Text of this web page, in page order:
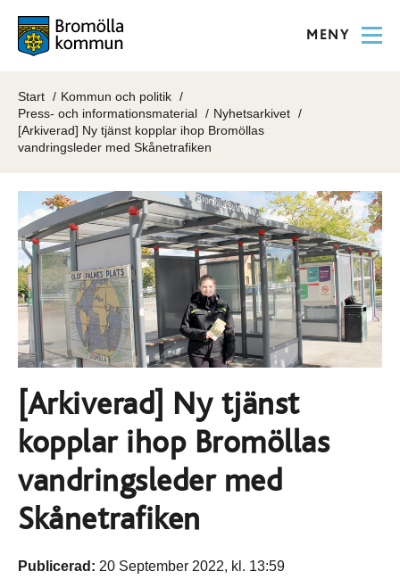
MENY
Start
Kommun och politik
Press- och informationsmaterial
Nyhetsarkivet
[Arkiverad] Ny tjänst kopplar ihop Bromöllas
vandringsleder med Skånetrafiken
[Arkiverad] Ny tjänst
kopplar ihop Bromöllas
vandringsleder med
Skånetrafiken
Publicerad: 20 September 2022, kl. 13:59